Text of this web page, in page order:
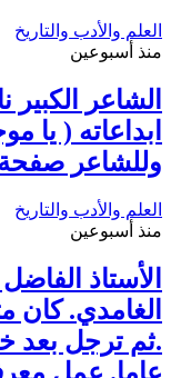
العلم والأدب والتاريخ
منذ أسبوعين
الشاعر
ابداعاته ( يا
وللشاعر صفحة
العلم والأدب والتاريخ
منذ أسبوعين
الأستاذ
الغامدي. كان